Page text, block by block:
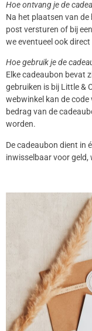
Hoe ontvang je de
Na het plaatsen van
post versturen of bij
we eventueel ook
Hoe gebruik je de
Elke cadeaubon bevat
gebruiken is bij Little &
webwinkel kan de
bedrag van de
worden.
De cadeaubon dient in
inwisselbaar voor geld,